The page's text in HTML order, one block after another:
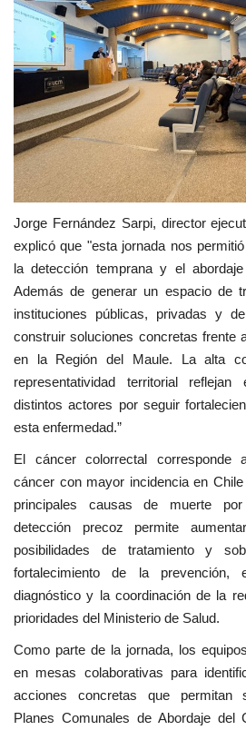
Jorge Fernández Sarpi, director
explicó que "esta jornada nos
la detección temprana y el
Además de generar un espacio de
instituciones públicas, privadas y
construir soluciones concretas frente
en la Región del Maule. La alta
representatividad territorial
distintos actores por seguir
esta enfermedad.”
El cáncer colorrectal corresponde
cáncer con mayor incidencia en
principales causas de muerte
detección precoz permite
posibilidades de tratamiento y
fortalecimiento de la prevención,
diagnóstico y la coordinación de la
prioridades del Ministerio de Salud.
Como parte de la jornada, los
en mesas colaborativas para
acciones concretas que permitan
Planes Comunales de Abordaje